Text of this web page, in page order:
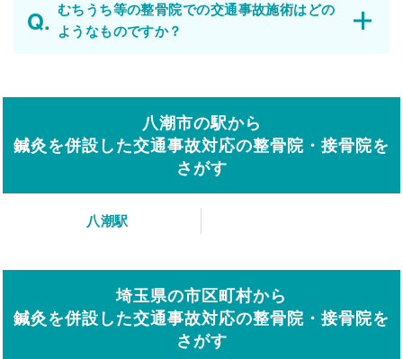
むちうち等の整骨院での交通事故施術はどの
ようなものですか？
八潮市の駅から
鍼灸を併設した交通事故対応の整骨院・接骨院を
さがす
八潮駅
埼玉県の市区町村から
鍼灸を併設した交通事故対応の整骨院・接骨院を
さがす